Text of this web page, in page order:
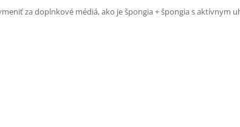
za doplnkové médiá, ako je špongia + špongia s aktívnym